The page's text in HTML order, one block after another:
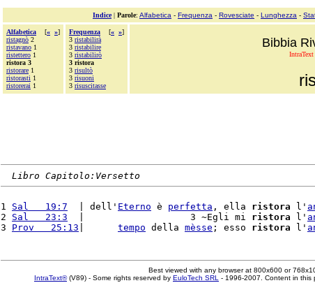
Indice| Parole: Alfabetica - Frequenza - Rovesciate - Lunghezza -
Alfabetica [« »]
ristagnò 2
ristavano 1
ristettero 1
ristora 3
ristorare 1
ristorasti 1
ristorerai 1
Frequenza [« »]
3 ristabilirà
3 ristabilire
3 ristabilirò
3 ristora
3 risultò
3 risuoni
3 risuscitasse
Bibbia
IntraText
Libro Capitolo:Versetto
1 Sal   19:7
  | dell'
Eterno è perfetta , ella ristora l'
2 Sal   23:3
  |                   3 ~Egli mi
ristora l'
3 Prov   25:13 tempo della mèsse ; esso ristora l'
Best viewed with any browser at 800x600 or
IntraText®(V89) - Some rights reserved by EuloTech SRL - 1996-2007. Content in this